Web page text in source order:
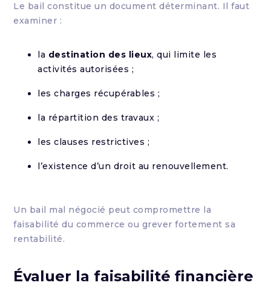
Le bail constitue un document déterminant. Il faut
examiner :
la destination des lieux, qui limite les
activités autorisées ;
les charges récupérables ;
la répartition des travaux ;
les clauses restrictives ;
l’existence d’un droit au renouvellement.
Un bail mal négocié peut compromettre la
faisabilité du commerce ou grever fortement sa
rentabilité.
Évaluer la faisabilité financière